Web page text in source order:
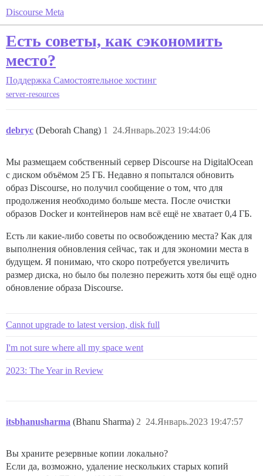
Discourse Meta
Есть советы, как сэкономить
место?
Поддержка Самостоятельное хостинг
server-resources
debryc (Deborah Chang) 24.Январь.2023 19:44:06
1
Мы размещаем собственный сервер Discourse на DigitalOcean
с диском объёмом 25 ГБ. Недавно я попытался обновить
образ Discourse, но получил сообщение о том, что для
продолжения необходимо больше места. После очистки
образов Docker и контейнеров нам всё ещё не хватает 0,4 ГБ.
Есть ли какие-либо советы по освобождению места? Как для
выполнения обновления сейчас, так и для экономии места в
будущем. Я понимаю, что скоро потребуется увеличить
размер диска, но было бы полезно пережить хотя бы ещё одно
обновление образа Discourse.
Cannot upgrade to latest version, disk full
I'm not sure where all my space went
2023: The Year in Review
itsbhanusharma (Bhanu Sharma) 24.Январь.2023 19:47:57
2
Вы храните резервные копии локально?
Если да, возможно, удаление нескольких старых копий